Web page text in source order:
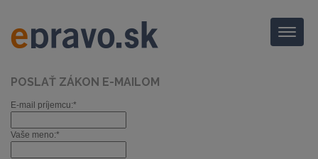
Menu
POSLAŤ ZÁKON E-MAILOM
E-mail príjemcu:*
Vaše meno:*